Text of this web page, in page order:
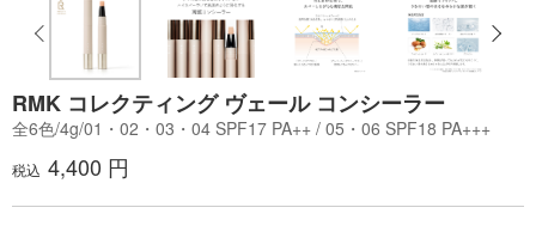
RMK コレクティング ヴェール コンシーラー
全6色/4g/01・02・03・04 SPF17 PA++ / 05・06 SPF18 PA+++
税込 4,400 円